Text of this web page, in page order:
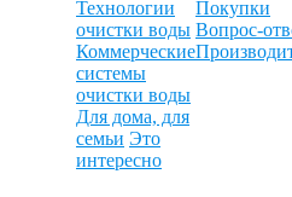
Технологии
очистки воды
Коммерческие
системы
очистки воды
Для дома, для
семьи Это
интересно
Покупки
Вопрос-